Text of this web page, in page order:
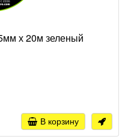
х 20м зеленый
В корзину